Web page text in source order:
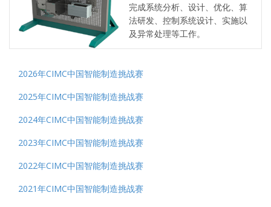
完成系统分析、设计、优化、算
法研发、控制系统设计、实施以
及异常处理等工作。
2026年CIMC中国智能制造挑战赛
2025年CIMC中国智能制造挑战赛
2024年CIMC中国智能制造挑战赛
2023年CIMC中国智能制造挑战赛
2022年CIMC中国智能制造挑战赛
2021年CIMC中国智能制造挑战赛